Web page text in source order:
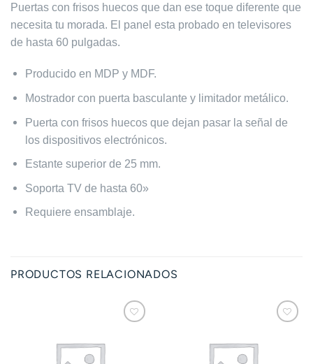
Puertas con frisos huecos que dan ese toque diferente que
necesita tu morada. El panel esta probado en televisores
de hasta 60 pulgadas.
Producido en MDP y MDF.
Mostrador con puerta basculante y limitador metálico.
Puerta con frisos huecos que dejan pasar la señal de
los dispositivos electrónicos.
Estante superior de 25 mm.
Soporta TV de hasta 60»
Requiere ensamblaje.
PRODUCTOS RELACIONADOS